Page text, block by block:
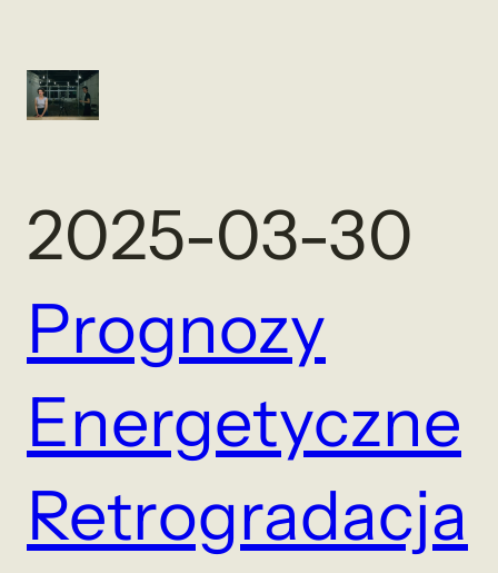
2025-03-30
Prognozy
Energetyczne
Retrogradacja